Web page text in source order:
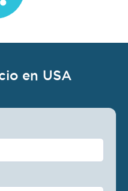
en USA